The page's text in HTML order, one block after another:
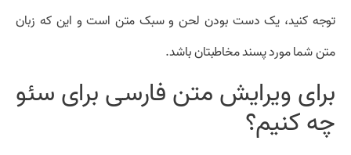
توجه کنید، یک دست بودن لحن و سبک متن است و این که زبان
متن شما مورد پسند مخاطبتان باشد.
برای ویرایش متن فارسی برای سئو
چه کنیم؟